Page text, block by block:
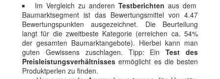
Im Vergleich zu anderen Testberichten aus dem
Baumarktsegment ist das Bewertungsmittel von 4.47
Bewertungspunkten ausgezeichnet. Die Beurteilung
langt für die zweitbeste Kategorie (erreichen ca. 54%
der gesamten Baumarktangebote). Hierbei kann man
guten Gewissens zuschlagen. Tipp: EinTest des
Preisleistungsverhältnisses ermöglicht es die besten
Produktperlen zu finden.